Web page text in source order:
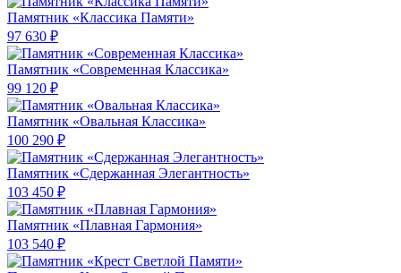
Памятник «Классика Памяти»
97 630 ₽
Памятник «Современная Классика»
99 120 ₽
Памятник «Овальная Классика»
100 290 ₽
Памятник «Сдержанная Элегантность»
103 450 ₽
Памятник «Плавная Гармония»
103 540 ₽